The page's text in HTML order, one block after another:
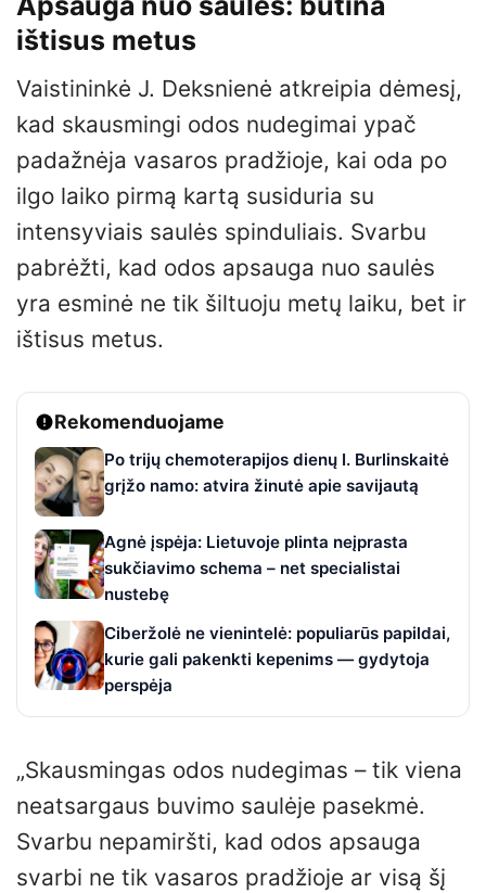
ištisus metus
Vaistininkė J. Deksnienė atkreipia dėmesį,
kad skausmingi odos nudegimai ypač
padažnėja vasaros pradžioje, kai oda po
ilgo laiko pirmą kartą susiduria su
intensyviais saulės spinduliais. Svarbu
pabrėžti, kad odos apsauga nuo saulės
yra esminė ne tik šiltuoju metų laiku, bet ir
ištisus metus.
Rekomenduojame
Po trijų chemoterapijos dienų I. Burlinskaitė
grįžo namo: atvira žinutė apie savijautą
Agnė įspėja: Lietuvoje plinta neįprasta
sukčiavimo schema – net specialistai
nustebę
Ciberžolė ne vienintelė: populiarūs papildai,
kurie gali pakenkti kepenims — gydytoja
perspėja
„Skausmingas odos nudegimas – tik viena
neatsargaus buvimo saulėje pasekmė.
Svarbu nepamiršti, kad odos apsauga
svarbi ne tik vasaros pradžioje ar visą šį